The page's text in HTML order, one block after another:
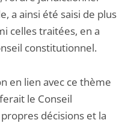
a ainsi été saisi de plus
celles traitées, en a
constitutionnel.
en lien avec ce thème
le Conseil
décisions et la